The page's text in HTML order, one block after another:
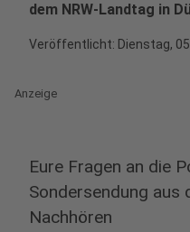
dem NRW-Landtag in
Veröffentlicht: Dienstag,
Anzeige
Eure Fragen an die
Sondersendung aus
Nachhören